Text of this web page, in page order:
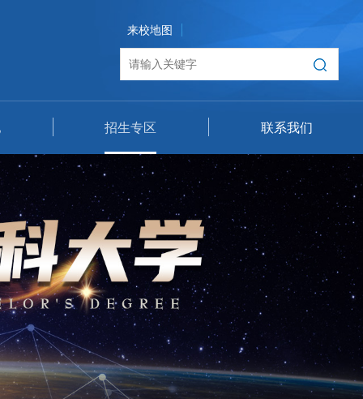
来校地图
招生专区 联系我们